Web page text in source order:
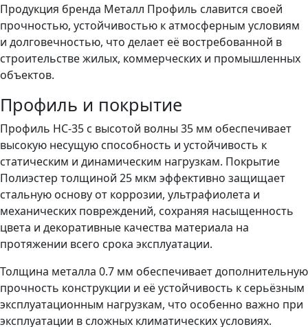
Продукция бренда Металл Профиль славится своей
прочностью, устойчивостью к атмосферным условиям
и долговечностью, что делает её востребованной в
строительстве жилых, коммерческих и промышленных
объектов.
Профиль и покрытие
Профиль НС-35 с высотой волны 35 мм обеспечивает
высокую несущую способность и устойчивость к
статическим и динамическим нагрузкам. Покрытие
Полиэстер толщиной 25 мкм эффективно защищает
стальную основу от коррозии, ультрафиолета и
механических повреждений, сохраняя насыщенность
цвета и декоративные качества материала на
протяжении всего срока эксплуатации.
Толщина металла 0.7 мм обеспечивает дополнительную
прочность конструкции и её устойчивость к серьёзным
эксплуатационным нагрузкам, что особенно важно при
эксплуатации в сложных климатических условиях.